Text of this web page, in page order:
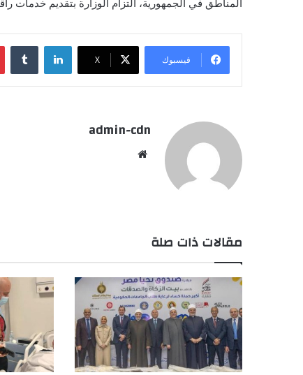
المناطق في الجمهورية، التزام الوزارة بتقديم خدمات
فيسبوك X
لينكدإن
admin-cdn
مقالات ذات صلة